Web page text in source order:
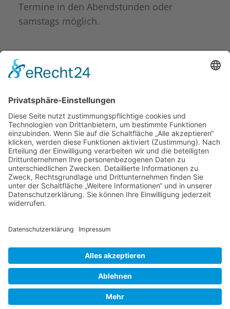
Termine in den Abendstunden oder
samstags möglich.
Kontakt
Rechtlicher Hinweis/Disclaimer
Impressum
Datenschutzerklärung
KONTAKT
Bahnhofstraße 92, 34582 Borken (Hessen)
0 56 82 - 7 33 41 60
info@heilpraktiker-michel.de